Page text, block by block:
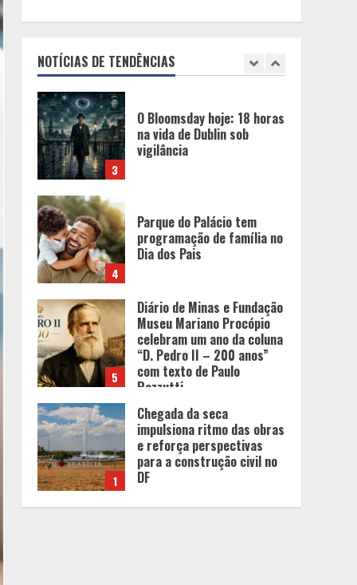
NOTÍCIAS DE TENDÊNCIAS
na vida de Dublin sob
vigilância
Parque do Palácio tem
programação de família no
Diário de Minas e Fundação
Museu Mariano Procópio
celebram um ano da coluna
Rezzutti
Chegada da seca
impulsiona ritmo das obras
e reforça perspectivas
para a construção civil no
DF
Minas+Doce- Feira e
Festival da Doçaria e
Confeitaria Mineira